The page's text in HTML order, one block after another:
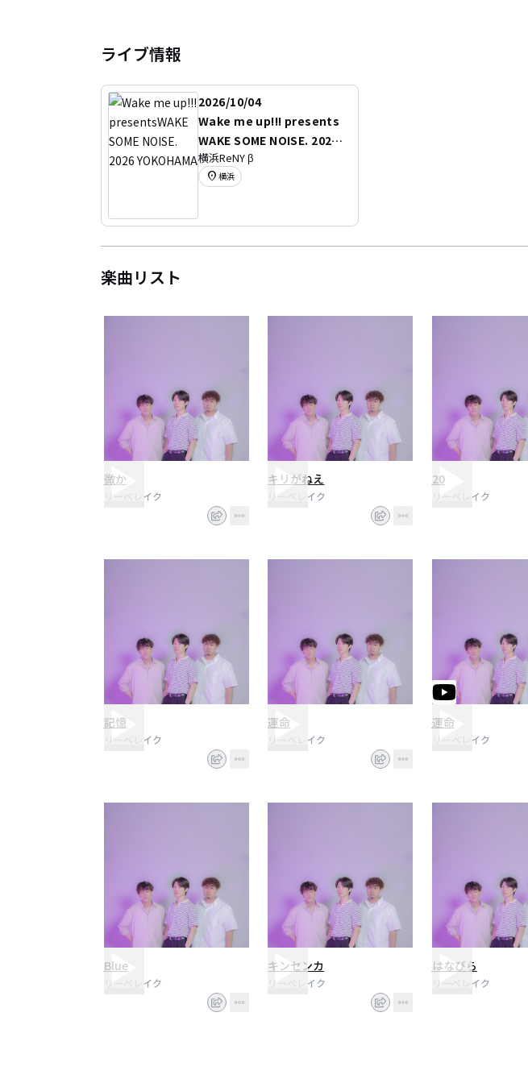
ライブ情報
2026/10/04
Wake me up!!! presents
WAKE SOME NOISE. 2026
YOKOHAMA
横浜ReNY β
location_on 横浜
楽曲リスト
微か
リーベレイク
キリがねえ
リーベレイク
20
リーベレイク
記憶
リーベレイク
運命
リーベレイク
運命
リーベレイク
Blue
リーベレイク
キンセンカ
リーベレイク
はなびら
リーベレイク